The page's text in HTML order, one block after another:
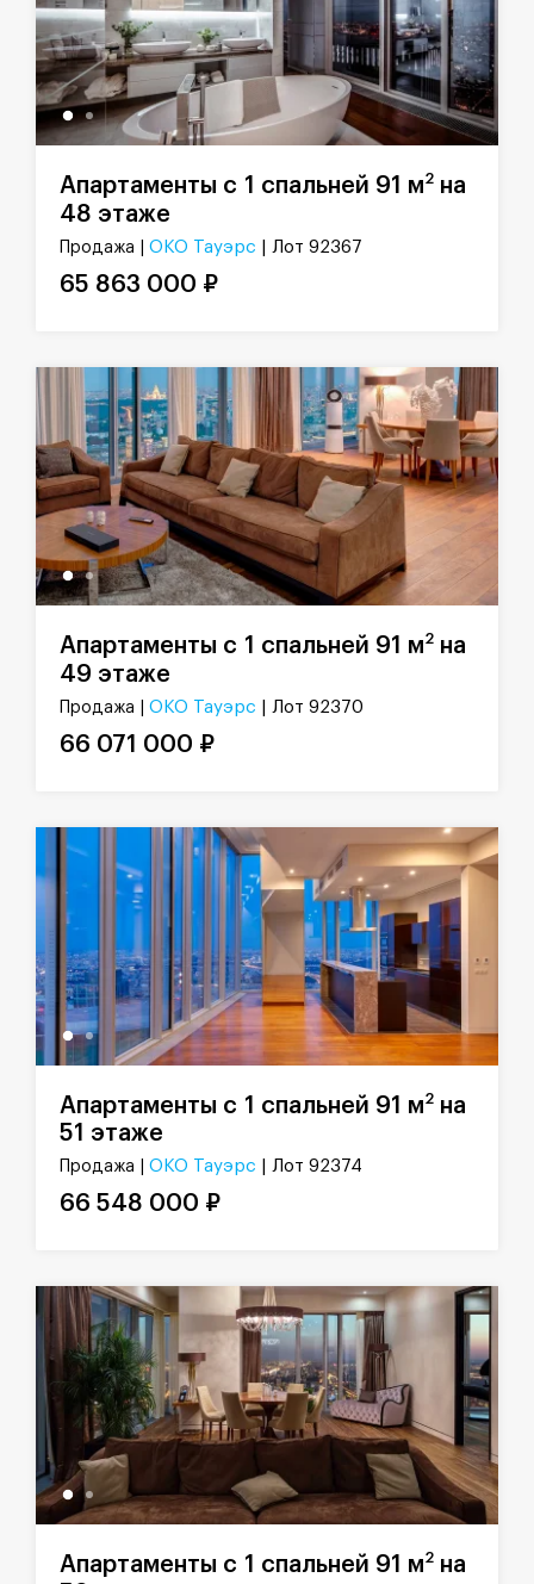
Апартаменты с 1 спальней 91 м2 на
48 этаже
Продажа | ОКО Тауэрс | Лот 92367
65 863 000 ₽
Апартаменты с 1 спальней 91 м2 на
49 этаже
Продажа | ОКО Тауэрс | Лот 92370
66 071 000 ₽
Апартаменты с 1 спальней 91 м2 на
51 этаже
Продажа | ОКО Тауэрс | Лот 92374
66 548 000 ₽
Апартаменты с 1 спальней 91 м2 на